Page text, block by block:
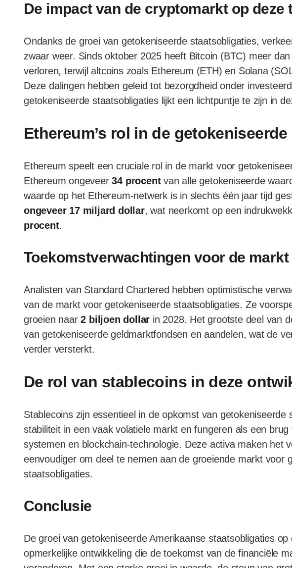
De impact van de cryptomarkt op deze
Ondanks de groei van getokeniseerde staatsobligaties,
zwaar weer. Sinds oktober 2025 heeft Bitcoin (BTC) meer
verloren, terwijl altcoins zoals Ethereum (ETH) en Solana
Deze dalingen hebben geleid tot bezorgdheid onder
getokeniseerde staatsobligaties lijkt een lichtpuntje te zijn in
Ethereum’s rol in de
Ethereum speelt een cruciale rol in de markt voor
Ethereum ongeveer34 procentvan alle getokeniseerde
waarde op het Ethereum-netwerk is in slechts één jaar tijd
ongeveer 17 miljard dollar, wat neerkomt op een
procent.
Toekomstverwachtingen voor de markt
Analisten van Standard Chartered hebben optimistische
van de markt voor getokeniseerde staatsobligaties. Ze
groeien naar2 biljoen dollar in 2028. Het grootste deel van
van getokeniseerde geldmarktfondsen en aandelen, wat de
verder versterkt.
De rol van stablecoins in deze
Stablecoins zijn essentieel in de opkomst van getokeniseerde
stabiliteit in een vaak volatiele markt en fungeren als een
systemen en blockchain-technologie. Deze activa maken het
eenvoudiger om deel te nemen aan de groeiende markt voor
staatsobligaties.
Conclusie
De groei van getokeniseerde Amerikaanse staatsobligaties op
opmerkelijke ontwikkeling die de toekomst van de financiële